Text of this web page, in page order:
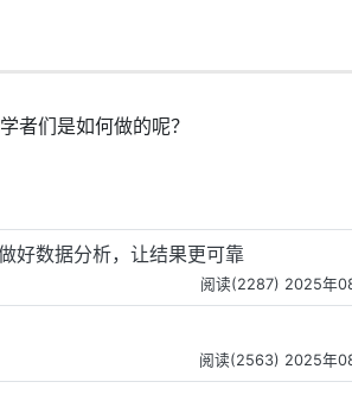
者们是如何做的呢？
好数据分析，让结果更可靠
阅读(2287) 2025年
阅读(2563) 2025年